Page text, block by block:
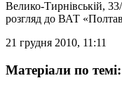
Велико-Тирнівській,
розгляд до ВАТ
21 грудня 2010, 11:11
Матеріали по темі: